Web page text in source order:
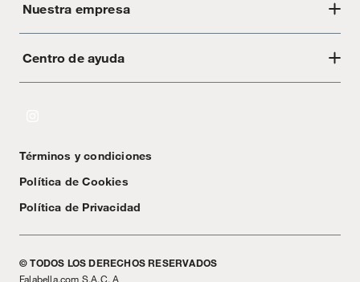
Nuestra empresa
Acerca de Crate
Centro de ayuda
Textos Legales
Términos y condiciones
Política de Cookies
Política de Privacidad
© TODOS LOS DERECHOS RESERVADOS
Falabella.com S.A.C. A